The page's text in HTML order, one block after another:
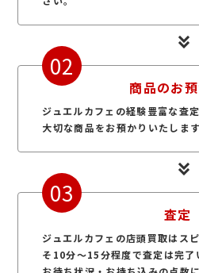
商品のお
ジュエルカフェの経験豊富な査
大切な商品をお預かりいたします
02
査定
ジュエルカフェの店頭買取はス
そ10分～15分程度で査定は完了
03